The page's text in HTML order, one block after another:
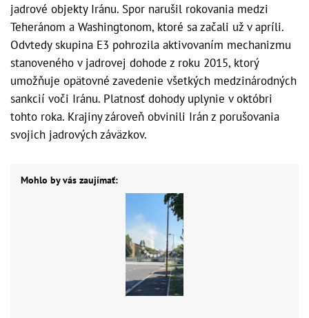
jadrové objekty Iránu. Spor narušil rokovania medzi
Teheránom a Washingtonom, ktoré sa začali už v apríli.
Odvtedy skupina E3 pohrozila aktivovaním mechanizmu
stanoveného v jadrovej dohode z roku 2015, ktorý
umožňuje opätovné zavedenie všetkých medzinárodných
sankcií voči Iránu. Platnosť dohody uplynie v októbri
tohto roka. Krajiny zároveň obvinili Irán z porušovania
svojich jadrových záväzkov.
Mohlo by vás zaujímať: